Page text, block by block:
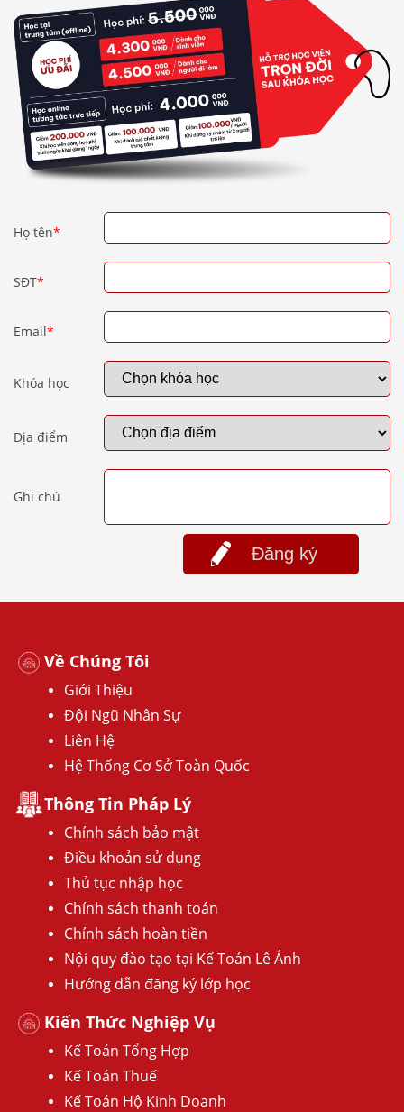
Họ tên*
SĐT*
Email*
Khóa học
Địa điểm
Ghi chú
Đăng ký
Về Chúng Tôi
Giới Thiệu
Đội Ngũ Nhân Sự
Liên Hệ
Hệ Thống Cơ Sở Toàn Quốc
Thông Tin Pháp Lý
Chính sách bảo mật
Điều khoản sử dụng
Thủ tục nhập học
Chính sách thanh toán
Chính sách hoàn tiền
Nội quy đào tạo tại Kế Toán Lê Ánh
Hướng dẫn đăng ký lớp học
Kiến Thức Nghiệp Vụ
Kế Toán Tổng Hợp
Kế Toán Thuế
Kế Toán Hộ Kinh Doanh